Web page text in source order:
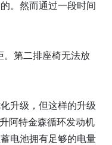
。然而通过一段时间
。第二排座椅无法放
升级，但这样的升级
阿特金森循环发动机
电池拥有足够的电量